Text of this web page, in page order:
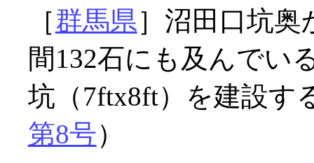
［群馬県］沼田口坑
間132石にも及んでい
坑（7ftx8ft）を建設す
第8号）